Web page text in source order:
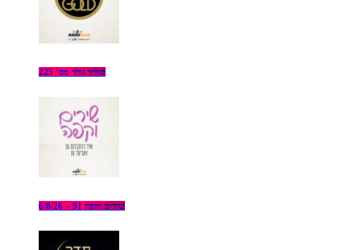
סוליד גולד מס’ 225
שירים וקפה 91 – 6/8/26